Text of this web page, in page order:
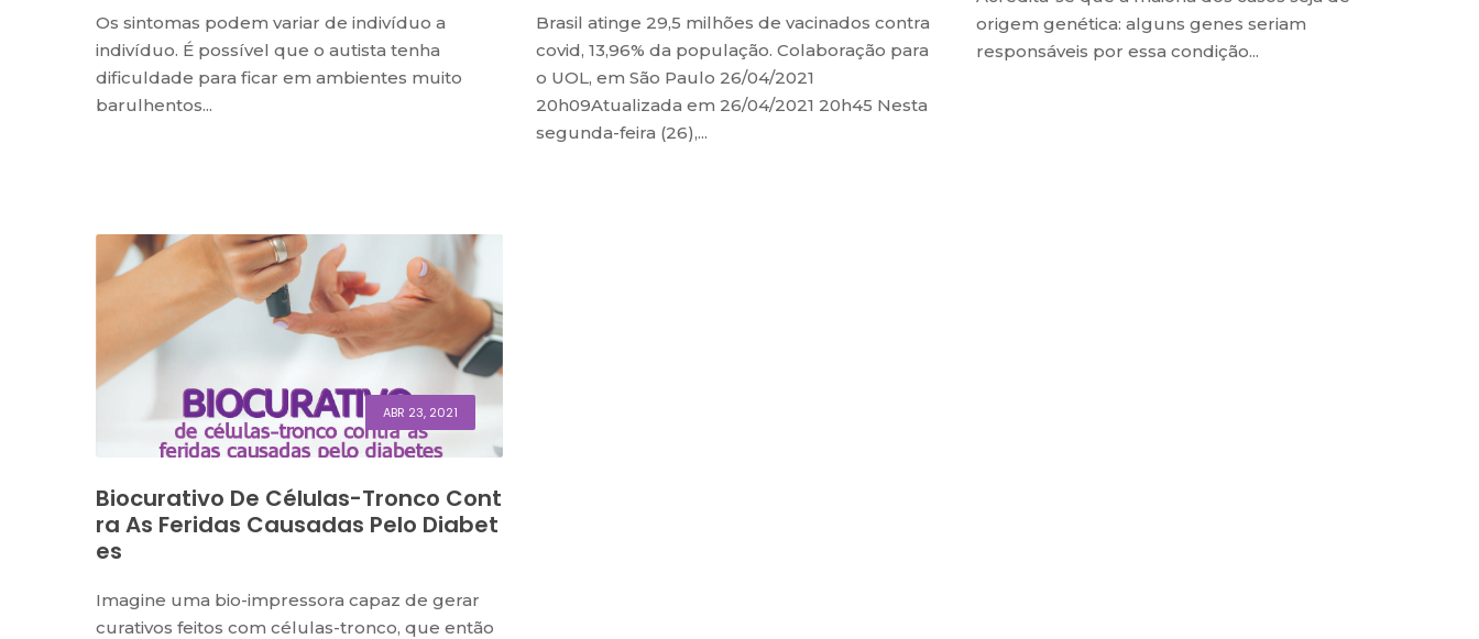
Os sintomas podem variar de indivíduo a
indivíduo. É possível que o autista tenha
dificuldade para ficar em ambientes muito
barulhentos...
Brasil atinge 29,5 milhões de vacinados contra
covid, 13,96% da população. Colaboração para
o UOL, em São Paulo 26/04/2021
20h09Atualizada em 26/04/2021 20h45 Nesta
segunda-feira (26),...
origem genética: alguns genes seriam
responsáveis por essa condição...
ABR 23, 2021
Biocurativo De Células-Tronco Cont
Ra As Feridas Causadas Pelo Diabet
Es
Imagine uma bio-impressora capaz de gerar
curativos feitos com células-tronco, que então